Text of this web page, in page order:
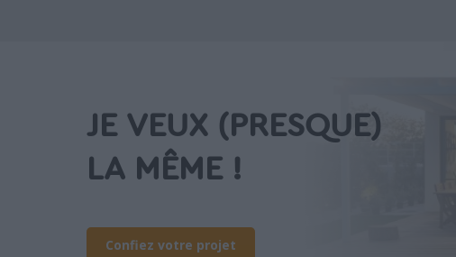
JE VEUX (PRESQUE)
LA MÊME !
Confiez votre projet